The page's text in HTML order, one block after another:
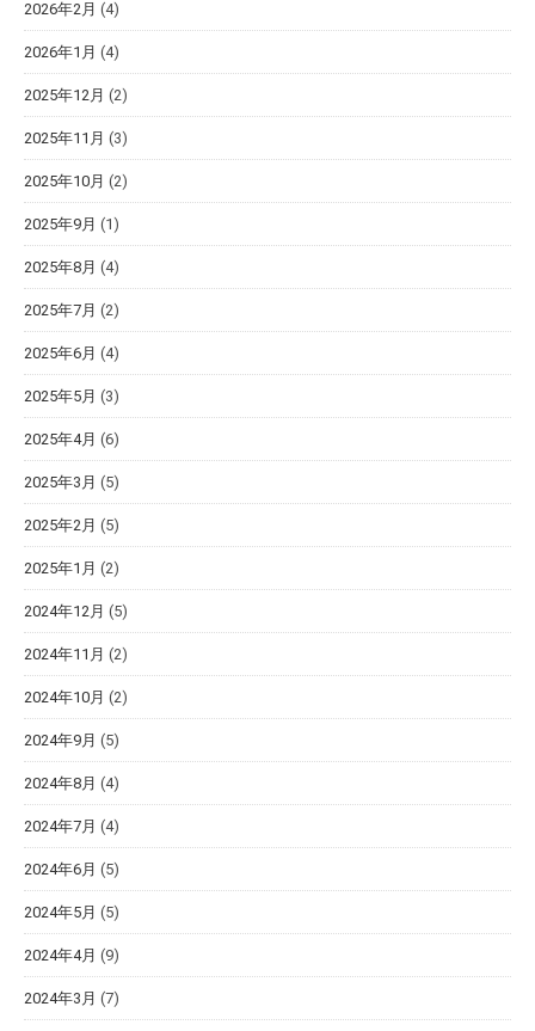
2026年2月 (4)
2026年1月 (4)
2025年12月 (2)
2025年11月 (3)
2025年10月 (2)
2025年9月 (1)
2025年8月 (4)
2025年7月 (2)
2025年6月 (4)
2025年5月 (3)
2025年4月 (6)
2025年3月 (5)
2025年2月 (5)
2025年1月 (2)
2024年12月 (5)
2024年11月 (2)
2024年10月 (2)
2024年9月 (5)
2024年8月 (4)
2024年7月 (4)
2024年6月 (5)
2024年5月 (5)
2024年4月 (9)
2024年3月 (7)